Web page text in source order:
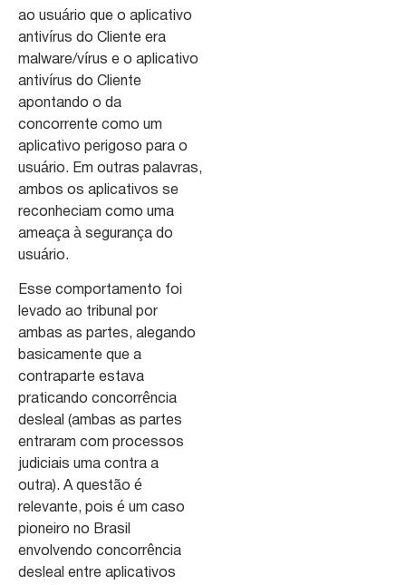
ao usuário que o aplicativo
antivírus do Cliente era
malware/vírus e o aplicativo
antivírus do Cliente
apontando o da
concorrente como um
aplicativo perigoso para o
usuário. Em outras palavras,
ambos os aplicativos se
reconheciam como uma
ameaça à segurança do
usuário.
Esse comportamento foi
levado ao tribunal por
ambas as partes, alegando
basicamente que a
contraparte estava
praticando concorrência
desleal (ambas as partes
entraram com processos
judiciais uma contra a
outra). A questão é
relevante, pois é um caso
pioneiro no Brasil
envolvendo concorrência
desleal entre aplicativos